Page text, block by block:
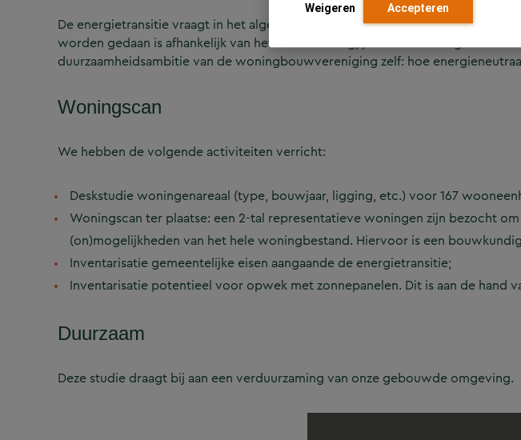
Weigeren Accepteren
De energietransitie vraagt in het algemeen om aanpassingen aan bestaande
worden gedaan is afhankelijk van het soort woning, plannen van de gemeente
duurzaamheidsambitie van de woningbouwvereniging zelf: hoe
Woningscan
We hebben de volgende activiteiten verricht:
Deskstudie woningenareaal (type, bouwjaar, ligging, etc.) voor 167
Woningscan ter plaatse: een 2-tal representatieve woningen zijn bezocht
(on)mogelijkheden van het hele woningbestand. Hiervoor is een
Inventarisatie gemeentelijke eisen aangaande de energietransitie;
Inventarisatie potentieel voor opwek met zonnepanelen. Dit is aan de hand
Duurzaam
Deze studie draagt bij aan een verduurzaming van onze gebouwde omgeving.